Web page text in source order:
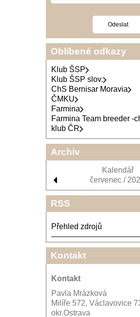
Oblíbené odkazy
Klub ŠSP
Klub ŠSP slov.
ChS Bernisar Moravia
ČMKU
Farmina
Farmina Team breeder -
klub ČR
Archiv
Kalendář
červenec /
RSS
Přehled zdrojů
Kontakt
Kontakt
Pavla Mrázková
Milíře 572, Václavovice
okr.Ostrava